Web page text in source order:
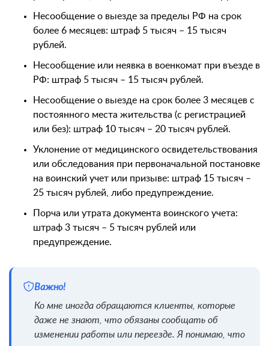
Несообщение о выезде за пределы РФ на срок
более 6 месяцев: штраф 5 тысяч – 15 тысяч
рублей.
Несообщение или неявка в военкомат при въезде в
РФ: штраф 5 тысяч – 15 тысяч рублей.
Несообщение о выезде на срок более 3 месяцев с
постоянного места жительства (с регистрацией
или без): штраф 10 тысяч – 20 тысяч рублей.
Уклонение от медицинского освидетельствования
или обследования при первоначальной постановке
на воинский учет или призыве: штраф 15 тысяч –
25 тысяч рублей, либо предупреждение.
Порча или утрата документа воинского учета:
штраф 3 тысяч – 5 тысяч рублей или
предупреждение.
Важно!
Ко мне иногда обращаются клиенты, которые
даже не знают, что обязаны сообщать об
изменении работы или переезде. Я понимаю, что